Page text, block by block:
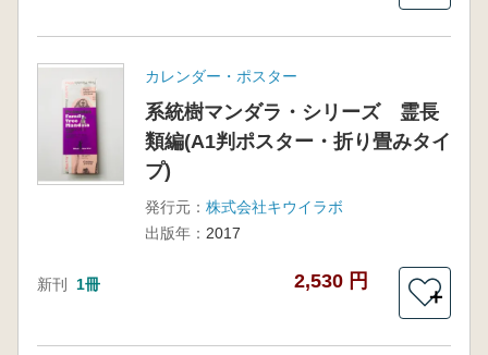
カレンダー・ポスター
系統樹マンダラ・シリーズ 霊長
類編(A1判ポスター・折り畳みタイ
プ)
発行元： 株式会社キウイラボ
出版年： 2017
新刊 1冊 2,530 円
＋